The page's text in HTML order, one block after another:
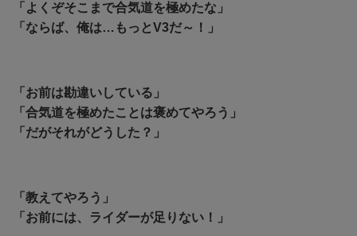
「よくぞそこまで合気道を極めたな」
「ならば、俺は…もっとV3だ～！」
「お前は勘違いしている」
「合気道を極めたことは褒めてやろう」
「だがそれがどうした？」
「教えてやろう」
「お前には、ライダーが足りない！」